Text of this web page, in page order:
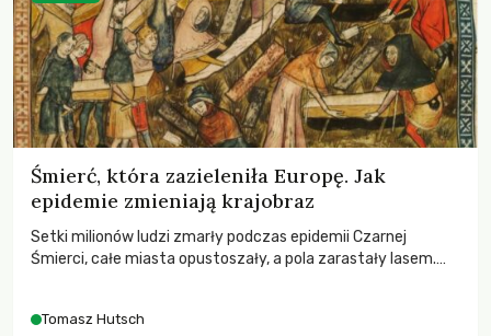
Śmierć, która zazieleniła Europę. Jak
epidemie zmieniają krajobraz
Setki milionów ludzi zmarły podczas epidemii Czarnej
Śmierci, całe miasta opustoszały, a pola zarastały lasem.
największych katastrof w swoich dziejach.
Tomasz Hutsch